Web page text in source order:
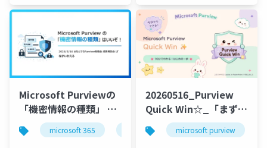
Microsoft Purviewの
「機密情報の種類」 は
いいぞ！microsoft 365 microsoft purview 秘密度ラベル
20260516_Purview
Quick Win☆_「まずは
ここから」のアイデア
microsoft purview